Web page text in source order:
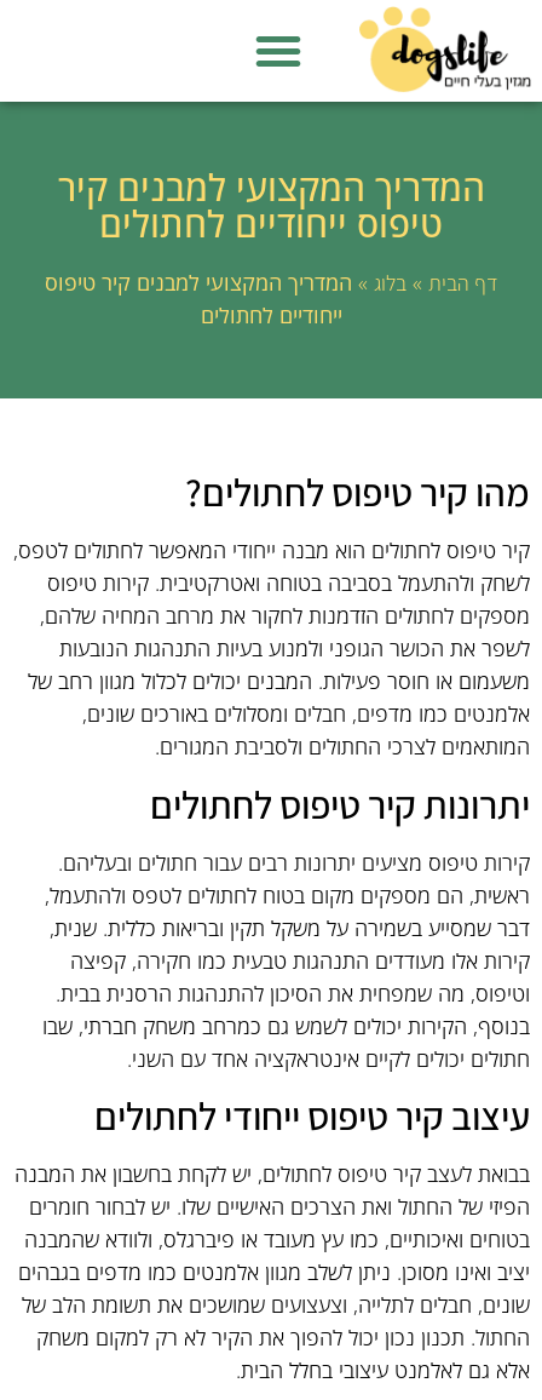
המדריך המקצועי למבנים קיר
טיפוס ייחודיים לחתולים
דף הבית »בלוג » המדריך המקצועי למבנים קיר טיפוס
ייחודיים לחתולים
מהו קיר טיפוס לחתולים?
קיר טיפוס לחתולים הוא מבנה ייחודי המאפשר לחתולים לטפס,
לשחק ולהתעמל בסביבה בטוחה ואטרקטיבית. קירות טיפוס
מספקים לחתולים הזדמנות לחקור את מרחב המחיה שלהם,
לשפר את הכושר הגופני ולמנוע בעיות התנהגות הנובעות
משעמום או חוסר פעילות. המבנים יכולים לכלול מגוון רחב של
אלמנטים כמו מדפים, חבלים ומסלולים באורכים שונים,
המותאמים לצרכי החתולים ולסביבת המגורים.
יתרונות קיר טיפוס לחתולים
קירות טיפוס מציעים יתרונות רבים עבור חתולים ובעליהם.
ראשית, הם מספקים מקום בטוח לחתולים לטפס ולהתעמל,
דבר שמסייע בשמירה על משקל תקין ובריאות כללית. שנית,
קירות אלו מעודדים התנהגות טבעית כמו חקירה, קפיצה
וטיפוס, מה שמפחית את הסיכון להתנהגות הרסנית בבית.
בנוסף, הקירות יכולים לשמש גם כמרחב משחק חברתי, שבו
חתולים יכולים לקיים אינטראקציה אחד עם השני.
עיצוב קיר טיפוס ייחודי לחתולים
בבואת לעצב קיר טיפוס לחתולים, יש לקחת בחשבון את המבנה
הפיזי של החתול ואת הצרכים האישיים שלו. יש לבחור חומרים
בטוחים ואיכותיים, כמו עץ מעובד או פיברגלס, ולוודא שהמבנה
יציב ואינו מסוכן. ניתן לשלב מגוון אלמנטים כמו מדפים בגבהים
שונים, חבלים לתלייה, וצעצועים שמושכים את תשומת הלב של
החתול. תכנון נכון יכול להפוך את הקיר לא רק למקום משחק
אלא גם לאלמנט עיצובי בחלל הבית.